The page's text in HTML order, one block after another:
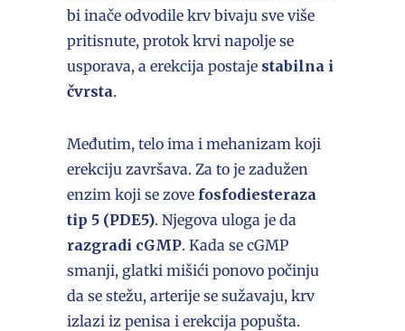
bi inače odvodile krv bivaju sve više
pritisnute, protok krvi napolje se
usporava, a erekcija postaje stabilna i
čvrsta.
Međutim, telo ima i mehanizam koji
erekciju završava. Za to je zadužen
enzim koji se zove fosfodiesteraza
tip 5 (PDE5). Njegova uloga je da
razgradi cGMP. Kada se cGMP
smanji, glatki mišići ponovo počinju
da se stežu, arterije se sužavaju, krv
izlazi iz penisa i erekcija popušta.